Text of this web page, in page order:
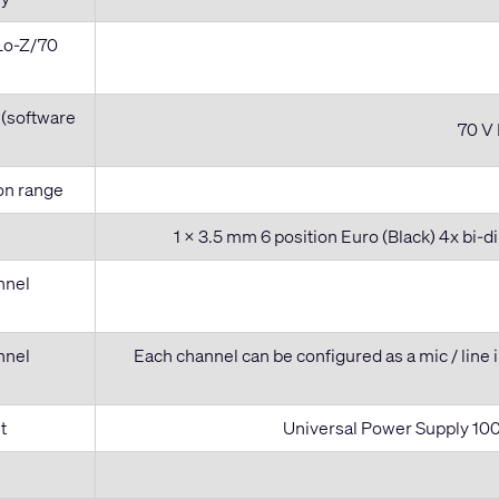
Z/70
70 V
range
1 x 3.5 mm 6 position Euro (Black) 4x bi-
Each channel can be configured as a mic /
Universal Power Supply